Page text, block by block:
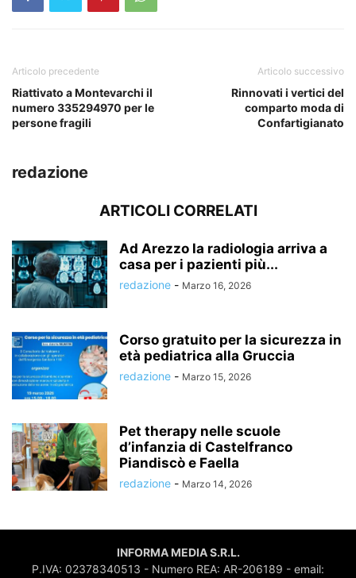
Articolo precedente
Riattivato a Montevarchi il
numero 335294970 per le
persone fragili
Articolo successivo
Rinnovati i vertici del
comparto moda di
Confartigianato
redazione
ARTICOLI CORRELATI
Ad Arezzo la radiologia arriva a
casa per i pazienti più...
redazione - Marzo 16, 2026
Corso gratuito per la sicurezza in
età pediatrica alla Gruccia
redazione - Marzo 15, 2026
Pet therapy nelle scuole
d’infanzia di Castelfranco
Piandiscò e Faella
redazione - Marzo 14, 2026
INFORMA MEDIA S.R.L.
P.IVA: 02378340513 - Numero REA: AR-206189 - email: